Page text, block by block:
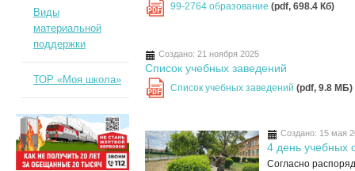
PDF 99-2764 образование(pdf, 698.4 Кб)
Создано: 21 ноября 2025
Список учебных заведений
PDF Список учебных заведений(pdf, 9.8 MБ)
Создано: 15 мая
4 день учебных
Согласно
Виды
материальной
поддержки
ТОР «Моя школа»